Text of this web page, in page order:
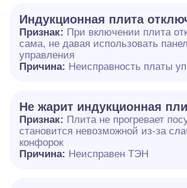
Индукционная плита
Признак: При включении плита
сама, не давая использовать
управления
Причина: Неисправность платы
Не жарит индукционная
Признак: Плита не прогревает
становится невозможной из-за
конфорок
Причина: Неисправен ТЭН